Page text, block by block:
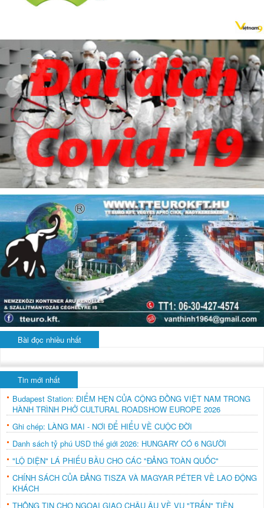
Bài đọc nhiều nhất
Tin mới nhất
Budapest Station: ĐIỂM HẸN CỦA CỘNG ĐỒNG VIỆT NAM TRONG
HÀNH TRÌNH PHỞ CULTURAL ROADSHOW EUROPE 2026
Ghi chép: LÀNG MAI - NƠI ĐỂ HIỂU VỀ CUỘC ĐỜI
Danh sách tỷ phú USD thế giới 2026: HUNGARY CÓ 6 NGƯỜI
"LỘ DIỆN" LÁ PHIẾU BẦU CHO CÁC "ĐẢNG TOÀN QUỐC"
CHÍNH SÁCH CỦA ĐẢNG TISZA VÀ MAGYAR PÉTER VỀ LAO ĐỘNG
KHÁCH
THÔNG TIN CHO NGOẠI GIAO CHÂU ÂU VỀ VỤ "TRẤN" TIỀN